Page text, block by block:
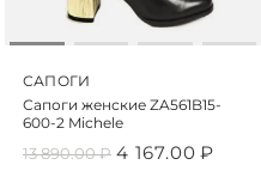
САПОГИ
Сапоги женские ZA561B15-
600-2 Michele
13 890.00₽ 4 167.00 ₽